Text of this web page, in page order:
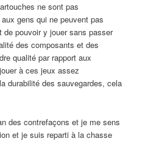
ne sont pas
gens qui ne peuvent pas
de pouvoir y jouer sans passer
des composants et des
qualité par rapport aux
à ces jeux assez
durabilité des sauvegardes, cela
des contrefaçons et je me sens
et je suis reparti à la chasse